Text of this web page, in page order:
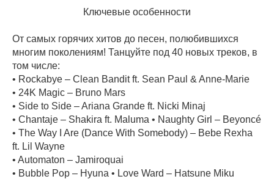
Ключевые особенности
От самых горячих хитов до песен, полюбившихся
многим поколениям! Танцуйте под 40 новых треков, в
том числе:
• Rockabye – Clean Bandit ft. Sean Paul & Anne-Marie
• 24K Magic – Bruno Mars
• Side to Side – Ariana Grande ft. Nicki Minaj
• Chantaje – Shakira ft. Maluma • Naughty Girl – Beyoncé
• The Way I Are (Dance With Somebody) – Bebe Rexha
ft. Lil Wayne
• Automaton – Jamiroquai
• Bubble Pop – Hyuna • Love Ward – Hatsune Miku